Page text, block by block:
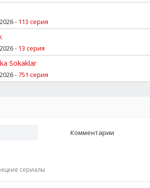
- 113 серия
- 13 серия
Sokaklar
-751 серия
Комментарии
сериалы